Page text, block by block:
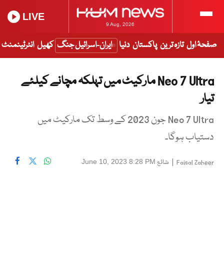
9 Aug, 2026
LIVE
صفحۂ اول تازہ ترین پاکستان دنیا ایران-اسرائیل جنگ کھیل انٹرٹینمنٹ
Neo 7 Ultra مارکیٹ میں تہلکہ مچانے کیلئے
تیار
Neo 7 Ultra جون 2023 کے وسط تک مارکیٹ میں
دستیاب ہوگا۔
Faisal Zaheer
| شائع June 10, 2023 8:28 PM